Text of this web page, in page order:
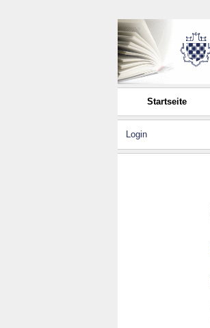
Startseite
Login